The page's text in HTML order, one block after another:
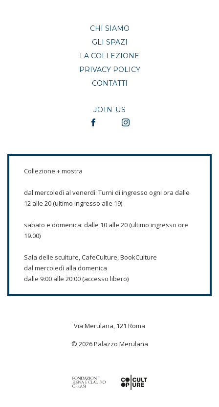
CHI SIAMO
GLI SPAZI
LA COLLEZIONE
PRIVACY POLICY
CONTATTI
JOIN US
Collezione + mostra
dal mercoledì al venerdì: Turni di ingresso ogni ora dalle
12 alle 20 (ultimo ingresso alle 19)
sabato e domenica: dalle 10 alle 20 (ultimo ingresso ore
19.00)
Sala delle sculture, CafeCulture, BookCulture
dal mercoledì alla domenica
dalle 9:00 alle 20:00 (accesso libero)
Via Merulana, 121 Roma
© 2026 Palazzo Merulana